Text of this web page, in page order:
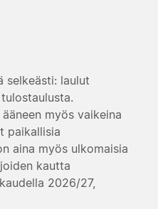
selkeästi: laulut
myös vaikeina
paikallisia
aina myös ulkomaisia
kautta
2026/27,